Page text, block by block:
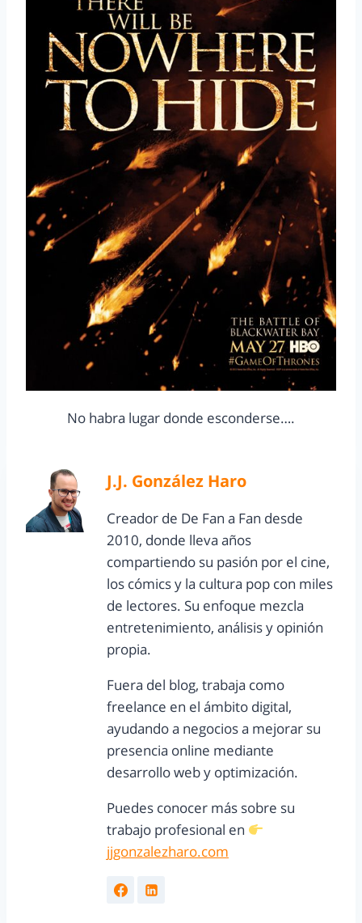
No habra lugar donde esconderse….
J.J. González Haro
Creador de De Fan a Fan desde
2010, donde lleva años
compartiendo su pasión por el cine,
los cómics y la cultura pop con miles
de lectores. Su enfoque mezcla
entretenimiento, análisis y opinión
propia.
Fuera del blog, trabaja como
freelance en el ámbito digital,
ayudando a negocios a mejorar su
presencia online mediante
desarrollo web y optimización.
Puedes conocer más sobre su
trabajo profesional en
jjgonzalezharo.com